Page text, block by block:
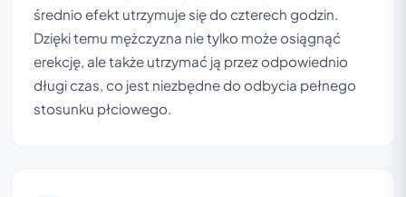
średnio efekt utrzymuje się do czterech godzin.
Dzięki temu mężczyzna nie tylko może osiągnąć
erekcję, ale także utrzymać ją przez odpowiednio
długi czas, co jest niezbędne do odbycia pełnego
stosunku płciowego.